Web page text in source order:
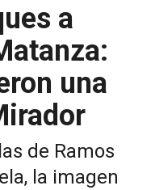
a
una
de Ramos
la imagen